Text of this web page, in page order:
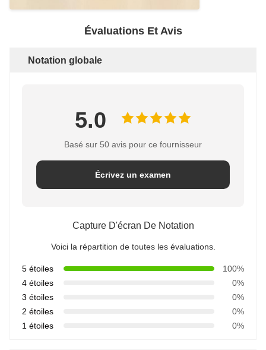
Évaluations Et Avis
Notation globale
5.0
Basé sur 50 avis pour ce fournisseur
Écrivez un examen
Capture D'écran De Notation
Voici la répartition de toutes les évaluations.
5 étoiles
100%
4 étoiles
0%
3 étoiles
0%
2 étoiles
0%
1 étoiles
0%